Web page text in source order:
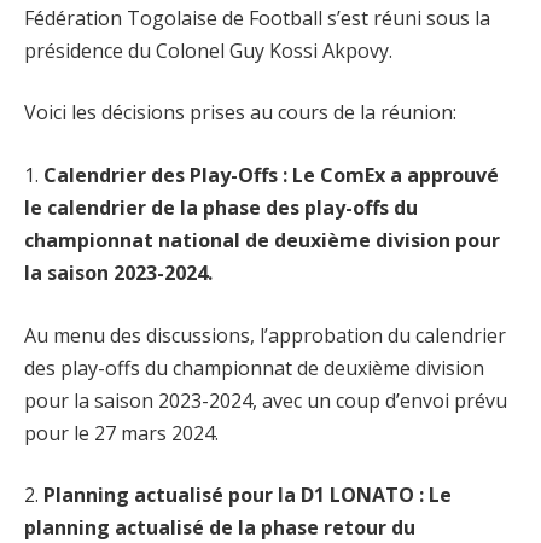
Fédération Togolaise de Football s’est réuni sous la
présidence du Colonel Guy Kossi Akpovy.
Voici les décisions prises au cours de la réunion:
1. Calendrier des Play-Offs : Le ComEx a approuvé
le calendrier de la phase des play-offs du
championnat national de deuxième division pour
la saison 2023-2024.
Au menu des discussions, l’approbation du calendrier
des play-offs du championnat de deuxième division
pour la saison 2023-2024, avec un coup d’envoi prévu
pour le 27 mars 2024.
2. Planning actualisé pour la D1 LONATO : Le
planning actualisé de la phase retour du